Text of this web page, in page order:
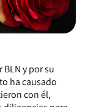
y por su
ha causado
con él,